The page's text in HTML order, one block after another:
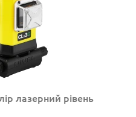
лазерний рівень